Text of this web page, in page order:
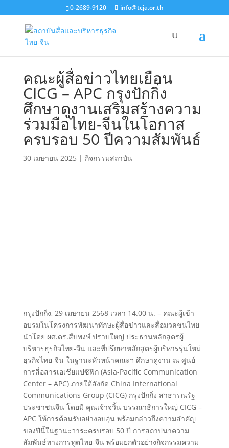
0-2689-9120 info@tcja.or.th
คณะผู้สื่อข่าวไทยเยือน
CICG – APC กรุงปักกิ่ง
ศึกษาดูงานเสริมสร้างความ
ร่วมมือไทย-จีนในโอกาส
ครบรอบ 50 ปีความสัมพันธ์
30 เมษายน 2025 | กิจกรรมสถาบัน
กรุงปักกิ่ง, 29 เมษายน 2568 เวลา 14.00 น. – คณะผู้เข้า
อบรมในโครงการพัฒนาทักษะผู้สื่อข่าวและสื่อมวลชนไทย
นำโดย ผศ.ดร.สืบพงษ์ ปราบใหญ่ ประธานหลักสูตรผู้
บริหารธุรกิจไทย-จีน และที่ปรึกษาหลักสูตรผู้บริหารรุ่นใหม่
ธุรกิจไทย-จีน ในฐานะหัวหน้าคณะฯ ศึกษาดูงาน ณ ศูนย์
การสื่อสารเอเชียแปซิฟิก (Asia-Pacific Communication
Center – APC) ภายใต้สังกัด China International
Communications Group (CICG) กรุงปักกิ่ง สาธารณรัฐ
ประชาชนจีน โดยมี คุณเจ้าจวิ้น บรรณาธิการใหญ่ CICG –
APC ให้การต้อนรับอย่างอบอุ่น พร้อมกล่าวถึงความสำคัญ
ของปีนี้ในฐานะวาระครบรอบ 50 ปี การสถาปนาความ
สัมพันธ์ทางการทูตไทย-จีน พร้อมยกตัวอย่างกิจกรรมความ